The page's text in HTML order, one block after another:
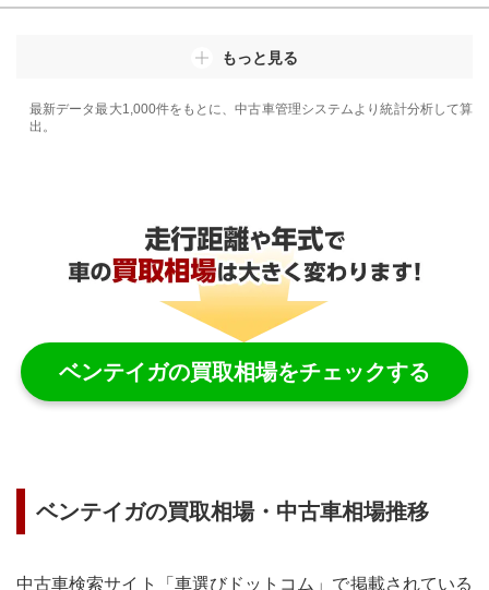
もっと見る
最新データ最大1,000件をもとに、中古車管理システムより統計分析して算
出。
ベンテイガの買取相場をチェックする
ベンテイガの買取相場・中古車相場推移
中古車検索サイト「車選びドットコム」で掲載されている